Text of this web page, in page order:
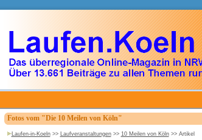
Fotos vom "Die 10 Meilen von Köln"
Laufen-in-Koeln>> Laufveranstaltungen>> 10 Meilen von Köln>> Artikel